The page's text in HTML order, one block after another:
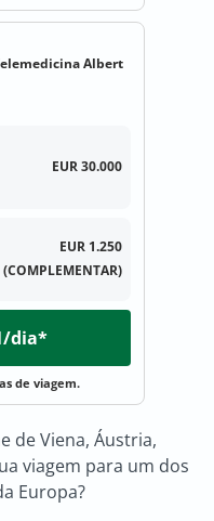
Albert
EUR 30.000
EUR 1.250
(COMPLEMENTAR)
dia*
de viagem.
de Viena, Áustria,
viagem para um dos
Europa?